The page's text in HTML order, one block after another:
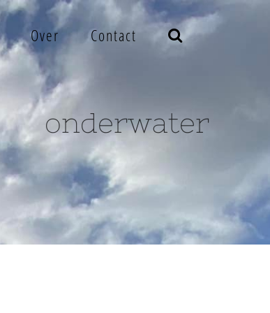
Over Contact
onderwater